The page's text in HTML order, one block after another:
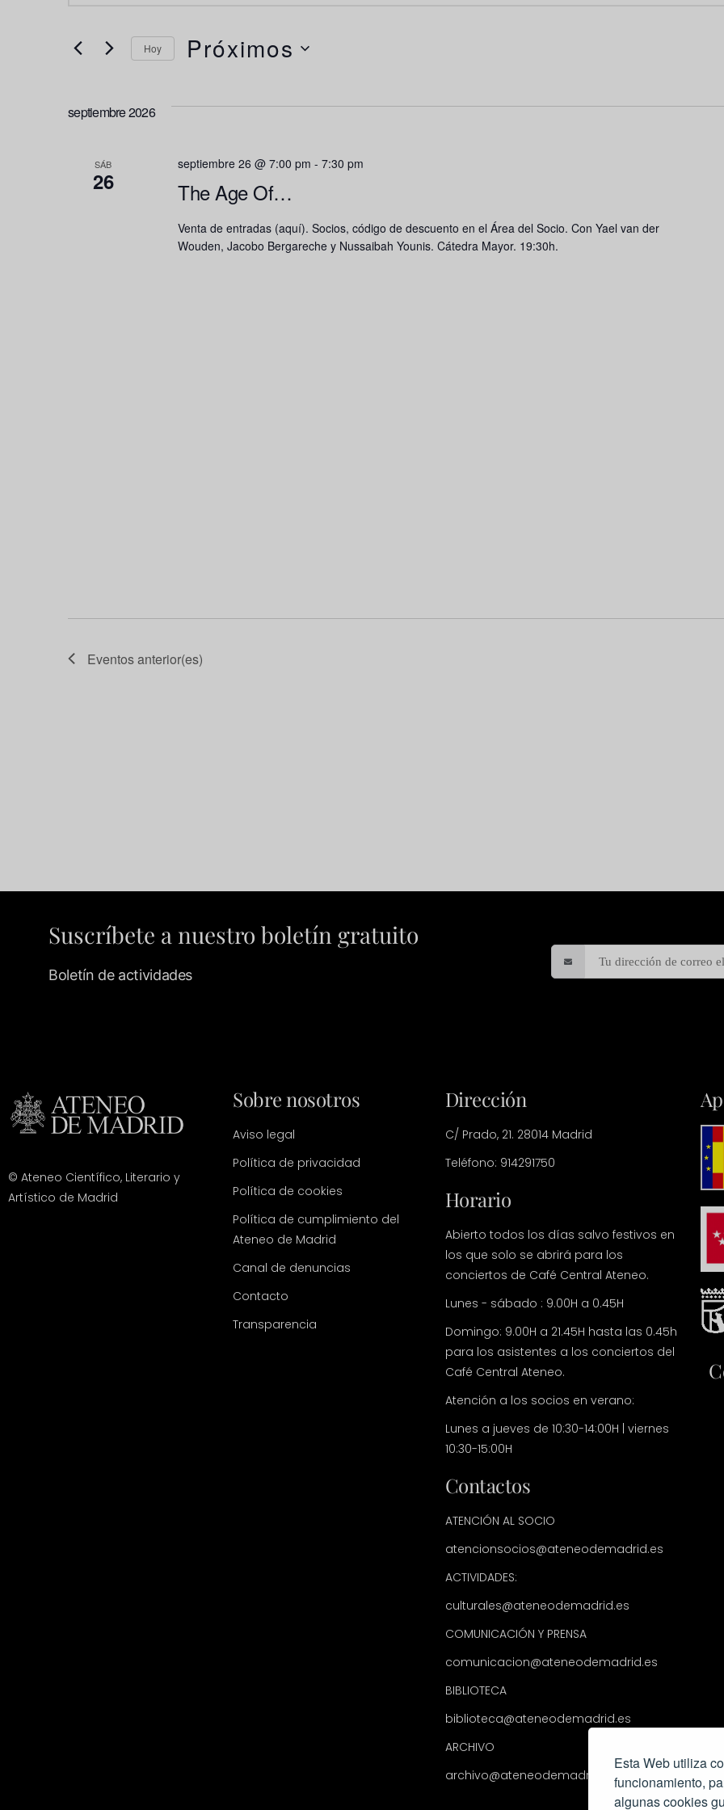
Esta Web utiliza
funcionamiento,
algunas cookies
y
vistas
Eventos
Eventos
Hoy Próximos
la
septiembre 2026
SÁB
26 The Age Of…
septiembre 26 @ 7:00 pm - 7:30 pm
Venta de entradas (aquí). Socios, código de descuento en el Área del Socio. Con Yael van der
Wouden, Jacobo Bergareche y Nussaibah Younis. Cátedra Mayor. 19:30h.
Eventosanterior(es)
Suscríbete a nuestro boletín gratuito
Boletín de actividades
© Ateneo Científico, Literario y
Artístico de Madrid
Sobre nosotros
Aviso legal
Política de privacidad
Política de cookies
Política de cumplimiento del
Ateneo de Madrid
Canal de denuncias
Contacto
Transparencia
Dirección
C/ Prado, 21. 28014 Madrid
Teléfono: 914291750
Horario
Abierto todos los días salvo festivos en
los que solo se abrirá para los
conciertos de Café Central Ateneo.
Lunes - sábado : 9.00H a 0.45H
Domingo: 9.00H a 21.45H hasta las 0.45h
para los asistentes a los conciertos del
Café Central Ateneo.
Atención a los socios en verano:
Lunes a jueves de 10:30-14:00H | viernes
10:30-15:00H
Contactos
ATENCIÓN AL SOCIO
atencionsocios@ateneodemadrid.es
ACTIVIDADES:
culturales@ateneodemadrid.es
COMUNICACIÓN Y PRENSA
comunicacion@ateneodemadrid.es
BIBLIOTECA
biblioteca@ateneodemadrid.es
ARCHIVO
archivo@ateneodemadrid.es